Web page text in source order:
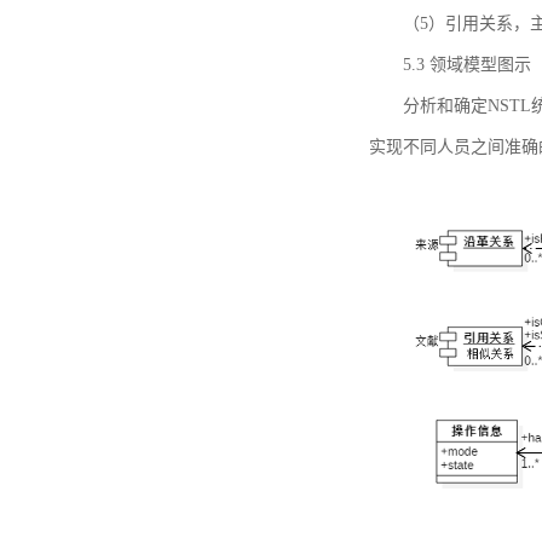
（5）引用关系，
5.3 领域模型图示
分析和确定NSTL
实现不同人员之间准